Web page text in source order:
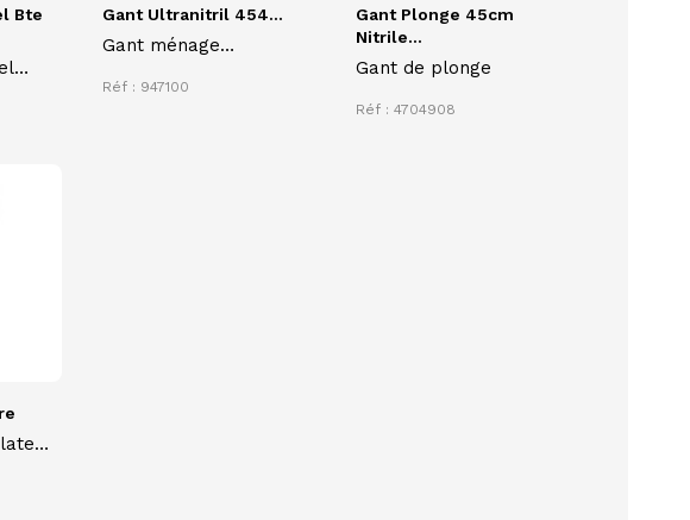
Bte
Gant Ultranitril 454...
Gant ménage
étanche ULTRANITRIL
Réf : 947100
Gant Plonge 45cm
Nitrile...
Gant de plonge
Réf : 4704908